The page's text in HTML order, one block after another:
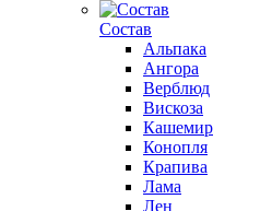
Состав
Альпака
Ангора
Верблюд
Вискоза
Кашемир
Конопля
Крапива
Лама
Лен